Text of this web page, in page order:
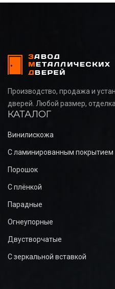
Производство, продажа и
дверей. Любой размер,
КАТАЛОГ
Винилискожа
С ламинированным покрытием
Порошок
С плёнкой
Парадные
Огнеупорные
Двустворчатые
С зеркальной вставкой